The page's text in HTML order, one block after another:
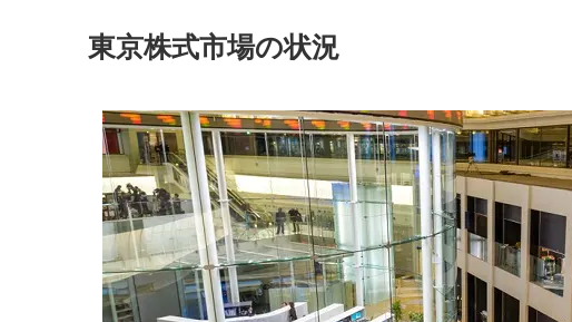
東京株式市場の状況